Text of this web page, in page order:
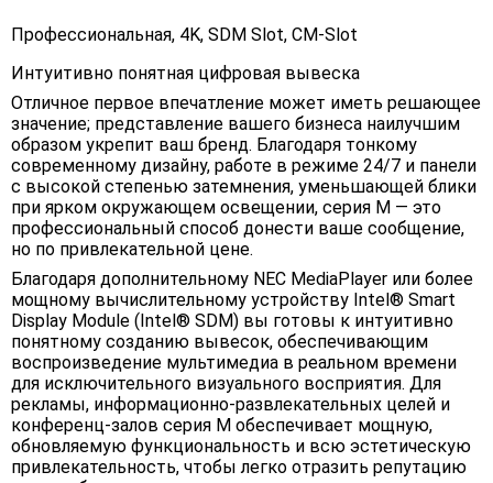
Профессиональная, 4K, SDM Slot, CM-Slot
Интуитивно понятная цифровая вывеска
Отличное первое впечатление может иметь решающее
значение; представление вашего бизнеса наилучшим
образом укрепит ваш бренд. Благодаря тонкому
современному дизайну, работе в режиме 24/7 и панели
с высокой степенью затемнения, уменьшающей блики
при ярком окружающем освещении, серия M — это
профессиональный способ донести ваше сообщение,
но по привлекательной цене.
Благодаря дополнительному NEC MediaPlayer или более
мощному вычислительному устройству Intel® Smart
Display Module (Intel® SDM) вы готовы к интуитивно
понятному созданию вывесок, обеспечивающим
воспроизведение мультимедиа в реальном времени
для исключительного визуального восприятия. Для
рекламы, информационно-развлекательных целей и
конференц-залов серия M обеспечивает мощную,
обновляемую функциональность и всю эстетическую
привлекательность, чтобы легко отразить репутацию